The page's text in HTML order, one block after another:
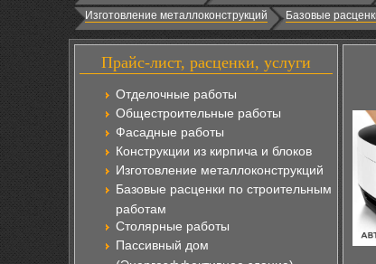
Изготовление металлоконструкций
Базовые
Прайс-лист, расценки, услуги
Отделочные работы
Общестроительные работы
Фасадные работы
Конструкции из кирпича и блоков
Изготовление металлоконструкций
Базовые расценки по строительным
работам
Столярные работы
Пассивный дом